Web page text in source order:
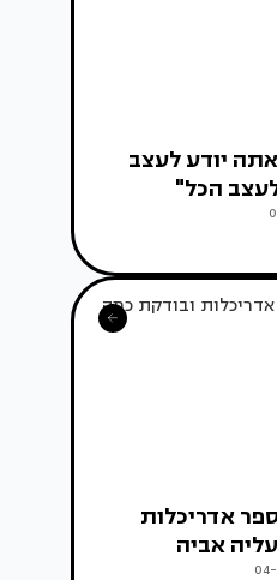
יודע לעצב
הכל"
אדריכלות
אביה